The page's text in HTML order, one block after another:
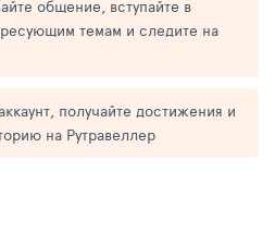
общение, вступайте в
темам и следите на
получайте достижения и
на Рутравеллер